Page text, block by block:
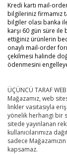
Kredi kartı mail-
bilgileriniz firmamız
bilgiler olası banka
karşı 60 gün süre
ettiğiniz ürünlerin
onaylı mail-order
çekilmesi halinde
ödenmesini
ÜÇÜNCÜ TARAF
Mağazamız, web
linkler vasıtasıyla
yönelik herhangi bir
sitede yayınlanan
kullanıcılarımıza
sadece
kapsamaz.